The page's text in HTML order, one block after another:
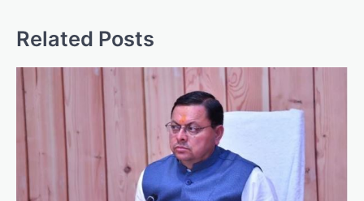
v
i
g
a
o
Related Posts